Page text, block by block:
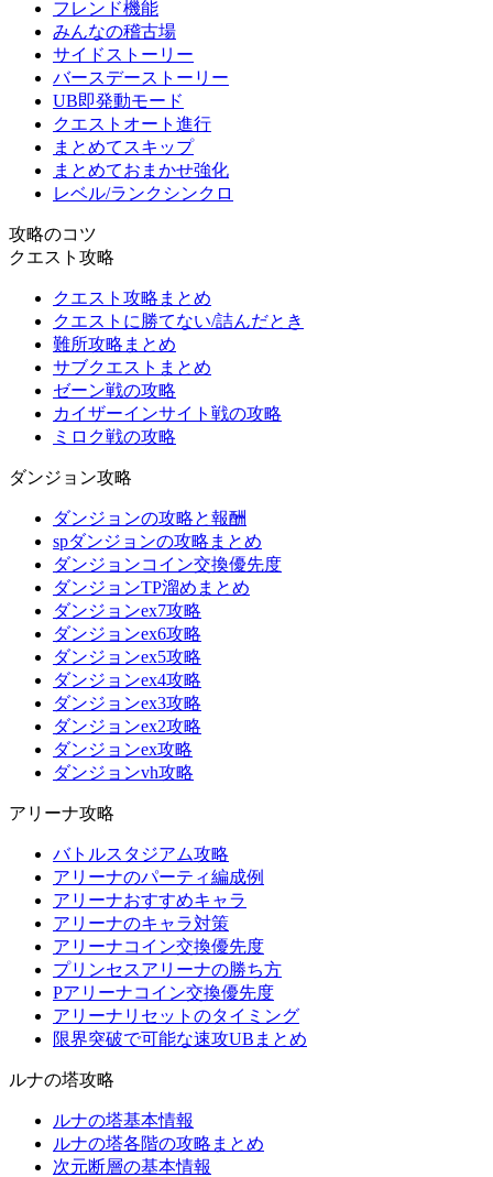
フレンド機能
みんなの稽古場
サイドストーリー
バースデーストーリー
UB即発動モード
クエストオート進行
まとめてスキップ
まとめておまかせ強化
レベル/ランクシンクロ
攻略のコツ
クエスト攻略
クエスト攻略まとめ
クエストに勝てない/詰んだとき
難所攻略まとめ
サブクエストまとめ
ゼーン戦の攻略
カイザーインサイト戦の攻略
ミロク戦の攻略
ダンジョン攻略
ダンジョンの攻略と報酬
spダンジョンの攻略まとめ
ダンジョンコイン交換優先度
ダンジョンTP溜めまとめ
ダンジョンex7攻略
ダンジョンex6攻略
ダンジョンex5攻略
ダンジョンex4攻略
ダンジョンex3攻略
ダンジョンex2攻略
ダンジョンex攻略
ダンジョンvh攻略
アリーナ攻略
バトルスタジアム攻略
アリーナのパーティ編成例
アリーナおすすめキャラ
アリーナのキャラ対策
アリーナコイン交換優先度
プリンセスアリーナの勝ち方
Pアリーナコイン交換優先度
アリーナリセットのタイミング
限界突破で可能な速攻UBまとめ
ルナの塔攻略
ルナの塔基本情報
ルナの塔各階の攻略まとめ
次元断層の基本情報